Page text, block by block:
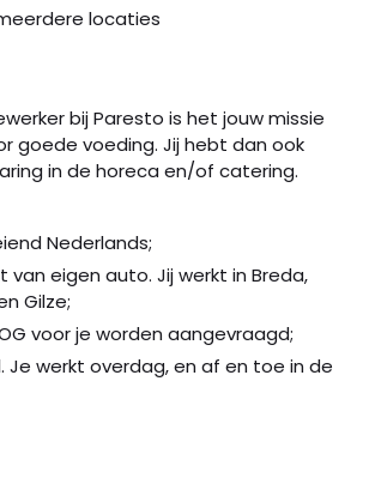
locaties
bij Paresto is het jouw missie
goede voeding. Jij hebt dan ook
in de horeca en/of catering.
Nederlands;
van eigen auto. Jij werkt in Breda,
Gilze;
voor je worden aangevraagd;
Je werkt overdag, en af en toe in de